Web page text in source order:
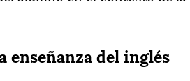
enseñanza del inglés